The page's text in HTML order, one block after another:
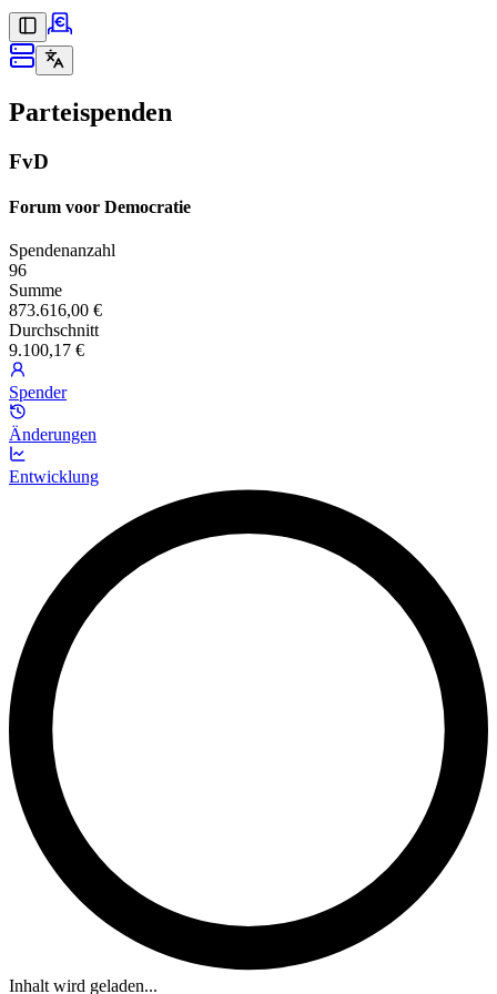
Parteispenden
FvD
Forum voor Democratie
Spendenanzahl
96
Summe
873.616,00 €
Durchschnitt
9.100,17 €
Spender
Änderungen
Entwicklung
Inhalt wird geladen...